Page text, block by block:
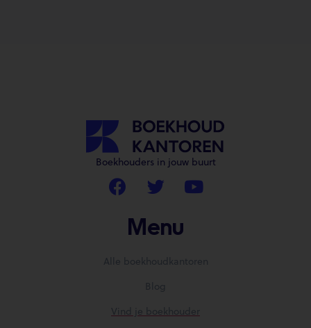
Boekhouders in jouw buurt
Menu
Alle boekhoudkantoren
Blog
Vind je boekhouder